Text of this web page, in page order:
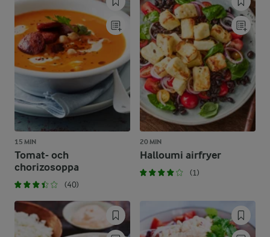
15 MIN
Tomat- och
chorizosoppa
(40)
20 MIN
Halloumi airfryer
(1)